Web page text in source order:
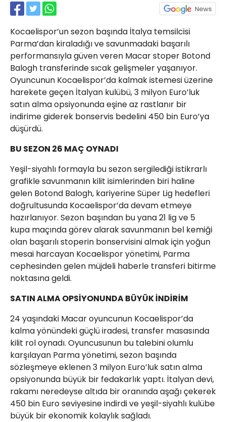
Kocaelispor’un sezon başında İtalya temsilcisi
Parma’dan kiraladığı ve savunmadaki başarılı
performansıyla güven veren Macar stoper Botond
Balogh transferinde sıcak gelişmeler yaşanıyor.
Oyuncunun Kocaelispor’da kalmak istemesi üzerine
harekete geçen İtalyan kulübü, 3 milyon Euro’luk
satın alma opsiyonunda eşine az rastlanır bir
indirime giderek bonservis bedelini 450 bin Euro’ya
düşürdü.
BU SEZON 26 MAÇ OYNADI
Yeşil-siyahlı formayla bu sezon sergilediği istikrarlı
grafikle savunmanın kilit isimlerinden biri haline
gelen Botond Balogh, kariyerine Süper Lig hedefleri
doğrultusunda Kocaelispor’da devam etmeye
hazırlanıyor. Sezon başından bu yana 21 lig ve 5
kupa maçında görev alarak savunmanın bel kemiği
olan başarılı stoperin bonservisini almak için yoğun
mesai harcayan Kocaelispor yönetimi, Parma
cephesinden gelen müjdeli haberle transferi bitirme
noktasına geldi.
SATIN ALMA OPSİYONUNDA BÜYÜK İNDİRİM
24 yaşındaki Macar oyuncunun Kocaelispor’da
kalma yönündeki güçlü iradesi, transfer masasında
kilit rol oynadı. Oyuncusunun bu talebini olumlu
karşılayan Parma yönetimi, sezon başında
sözleşmeye eklenen 3 milyon Euro’luk satın alma
opsiyonunda büyük bir fedakarlık yaptı. İtalyan devi,
rakamı neredeyse altıda bir oranında aşağı çekerek
450 bin Euro seviyesine indirdi ve yeşil-siyahlı kulübe
büyük bir ekonomik kolaylık sağladı.
02624132333
haber@golcukpostasi.com